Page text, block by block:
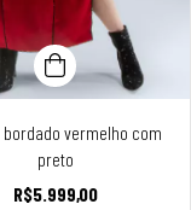
bordado vermelho com
preto
R$5.999,00